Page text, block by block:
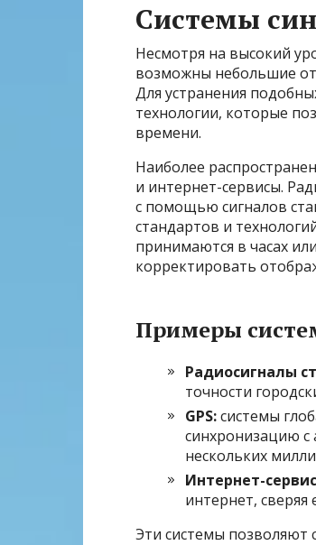
Системы
Несмотря на высокий
возможны небольшие
Для устранения
технологии, которые
времени.
Наиболее
и интернет-сервисы.
с помощью сигналов
стандартов и
принимаются в часах
корректировать
Примеры
Радиосигналы
точности
GPS:системы
синхронизацию с
нескольких
Интернет-
интернет,
Эти системы